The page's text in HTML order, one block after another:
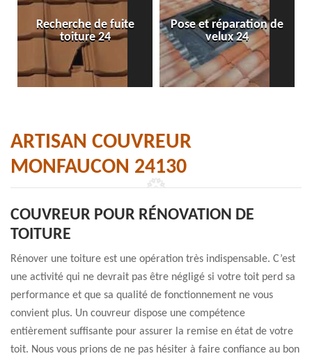
Recherche de fuite
toiture 24
Pose et réparation de
velux 24
ARTISAN COUVREUR
MONFAUCON 24130
COUVREUR POUR RÉNOVATION DE
TOITURE
Rénover une toiture est une opération très indispensable. C’est
une activité qui ne devrait pas être négligé si votre toit perd sa
performance et que sa qualité de fonctionnement ne vous
convient plus. Un couvreur dispose une compétence
entièrement suffisante pour assurer la remise en état de votre
toit. Nous vous prions de ne pas hésiter à faire confiance au bon